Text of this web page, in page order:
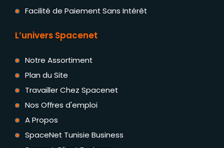
Facilité de Paiement Sans Intérêt
L’univers Spacenet
Notre Assortiment
Plan du Site
Travailler Chez Spacenet
Nos Offres d'emploi
A Propos
SpaceNet Tunisie Business